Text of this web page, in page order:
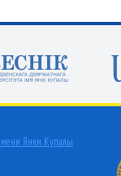
Янки Купалы